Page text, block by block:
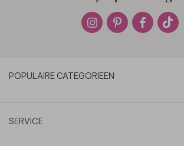
POPULAIRE CATEGORIEËN
SERVICE